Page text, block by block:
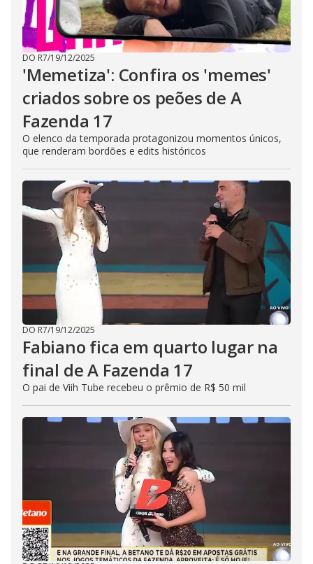
DO R7/19/12/2025
'Memetiza': Confira os 'memes'
criados sobre os peões de A
Fazenda 17
O elenco da temporada protagonizou momentos únicos,
que renderam bordões e edits históricos
DO R7/19/12/2025
Fabiano fica em quarto lugar na
final de A Fazenda 17
O pai de Viih Tube recebeu o prêmio de R$ 50 mil